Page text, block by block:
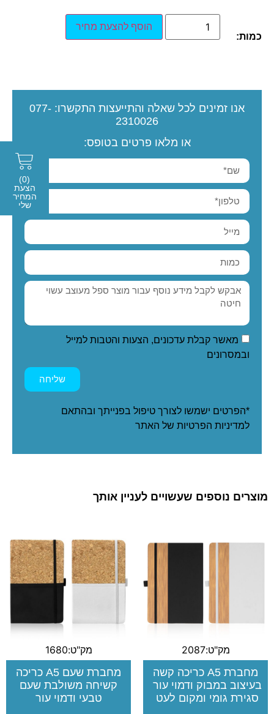
כמות:
הוסף להצעת מחיר
אנו זמינים לכל שאלה והתייעצות התקשרו: 077-
2310026
או מלאו פרטים בטופס:
מאשר קבלת עדכונים, הצעות והטבות למייל
ובמסרונים
שליחה
*הפרטים ישמשו לצורך טיפול בפנייתך ובהתאם
למדיניות הפרטיות של האתר
מוצרים נוספים שעשויים לעניין אותך
מק"ט:2087
מחברת A5 כריכה קשה
בעיצוב במבוק ודמוי עור
סגירת גומי ומקום לעט
מק"ט:1680
מחברת שעם A5 כריכה
קשיחה משולבת שעם
טבעי ודמוי עור
(0)
הצעת
המחיר
שלי